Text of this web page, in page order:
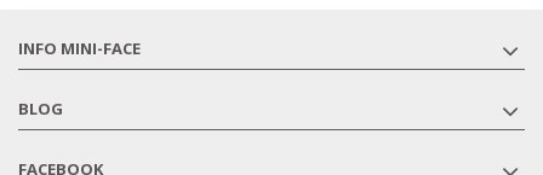
INFO MINI-FACE
BLOG
FACEBOOK